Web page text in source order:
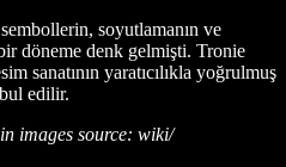
soyutlamanın ve
bir döneme denk gelmişti. Tronie
sanatının yaratıcılıkla yoğrulmuş
edilir.
images source: wiki/